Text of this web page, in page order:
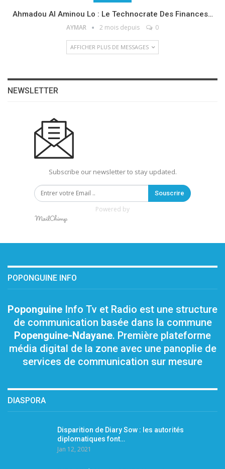
Ahmadou Al Aminou Lo : Le Technocrate Des Finances…
AYMAR 2 mois depuis 0
AFFICHER PLUS DE MESSAGES
NEWSLETTER
Subscribe our newsletter to stay updated.
Souscrire
Powered by
POPONGUINE INFO
Poponguine Info Tv et Radio est une structure
de communication basée dans la commune
Popenguine-Ndayane. Première plateforme
média digital de la zone avec une panoplie de
services de communication sur mesure
DIASPORA
Disparition de Diary Sow : les autorités
diplomatiques font…
Jan 12, 2021